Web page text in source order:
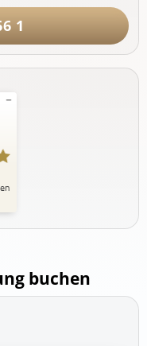
1
zu
%
auf
auf
werfen
buchen